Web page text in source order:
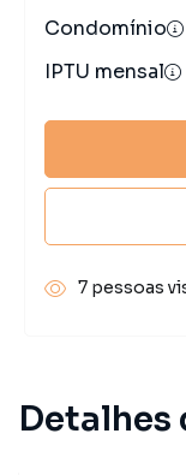
Detalhes
Condomínio
IPTU mensal
7 pessoas